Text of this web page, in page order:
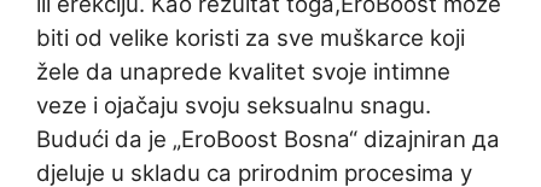
biti od velike koristi za sve muškarce koji
žele da unaprede kvalitet svoje intimne
veze i ojačaju svoju seksualnu snagu.
Budući da je „EroBoost Bosna“ dizajniran да
djeluje u skladu са prirodnim procesima у